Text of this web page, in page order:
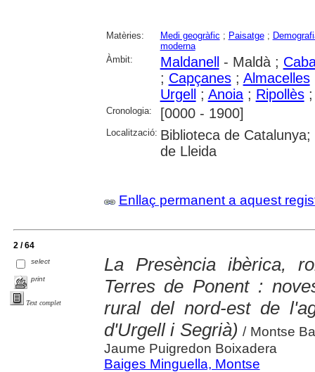
Matèries: Medi geogràfic ; Paisatge;
moderna
Àmbit:
Maldanell - Maldà ;
; Capçanes; Almacelles
Urgell
; Anoia; Ripollès
Cronologia: [0000 - 1900]
Localització: Biblioteca de
de Lleida
Enllaç permanent a aquest
2 / 64
select
print
Text complet
La Presència ibèrica,
Terres de Ponent :
rural del nord-est de
d'Urgell i Segrià) / Montse
Jaume Puigredon Boixadera
Baiges Minguella, Montse